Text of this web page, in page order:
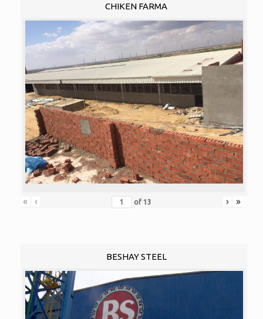
CHIKEN FARMA
« ‹ of 13 › »
BESHAY STEEL